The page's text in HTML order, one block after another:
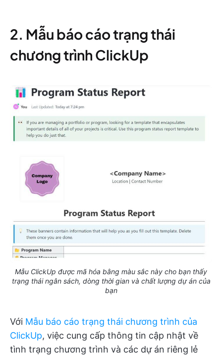
2. Mẫu báo cáo trạng thái
chương trình ClickUp
Mẫu ClickUp được mã hóa bằng màu sắc này cho bạn thấy
trạng thái ngân sách, dòng thời gian và chất lượng dự án của
bạn
Với Mẫu báo cáo trạng thái chương trình của
ClickUp, việc cung cấp thông tin cập nhật về
tình trạng chương trình và các dự án riêng lẻ